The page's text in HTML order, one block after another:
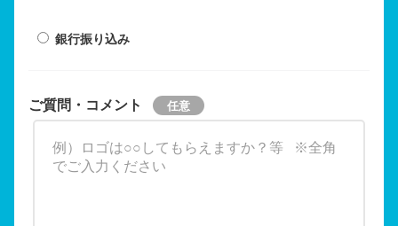
銀行振り込み
ご質問・コメント